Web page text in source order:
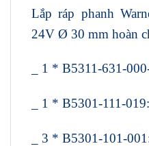
Lắp ráp phanh
24V Ø 30 mm hoàn
_ 1 * B5311-631-
_ 1 * B5301-111-
_ 3 * B5301-101-